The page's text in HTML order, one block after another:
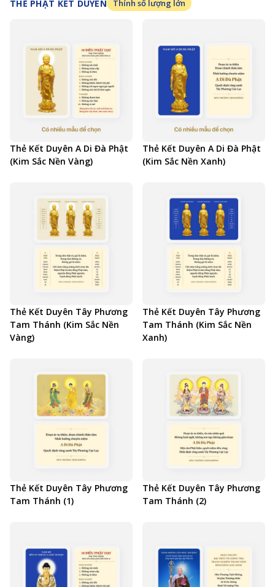
THẺ PHẬT KẾT DUYÊN Thỉnh số lượng lớn
Thẻ Kết Duyên A Di Đà Phật
(Kim Sắc Nền Vàng)
Thẻ Kết Duyên A Di Đà Phật
(Kim Sắc Nền Xanh)
Thẻ Kết Duyên Tây Phương
Tam Thánh (Kim Sắc Nền
Vàng)
Thẻ Kết Duyên Tây Phương
Tam Thánh (Kim Sắc Nền
Xanh)
Thẻ Kết Duyên Tây Phương
Tam Thánh (1)
Thẻ Kết Duyên Tây Phương
Tam Thánh (2)